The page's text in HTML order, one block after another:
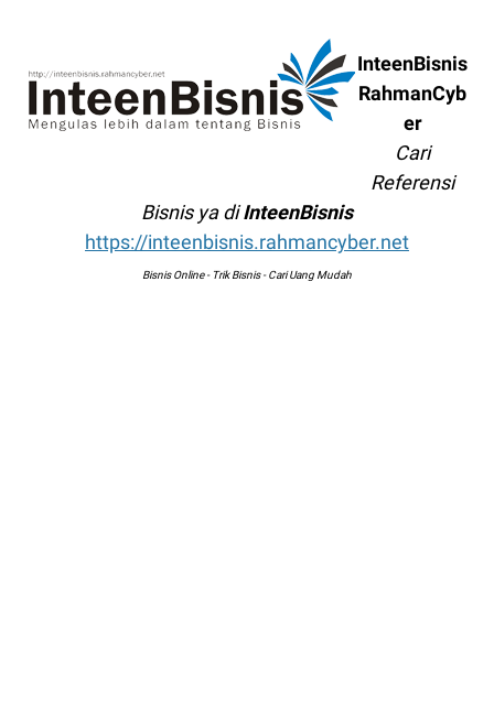
InteenBisnis
RahmanCyb
er
Cari
Referensi
Bisnis ya diInteenBisnis
https://inteenbisnis.rahmancyber.net
Bisnis Online - Trik Bisnis - Cari Uang Mudah